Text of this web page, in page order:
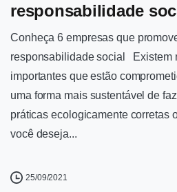
responsabilidade
Conheça 6 empresas que
responsabilidade social Existem
importantes que estão
uma forma mais sustentável de
práticas ecologicamente corretas
você deseja...
25/09/2021